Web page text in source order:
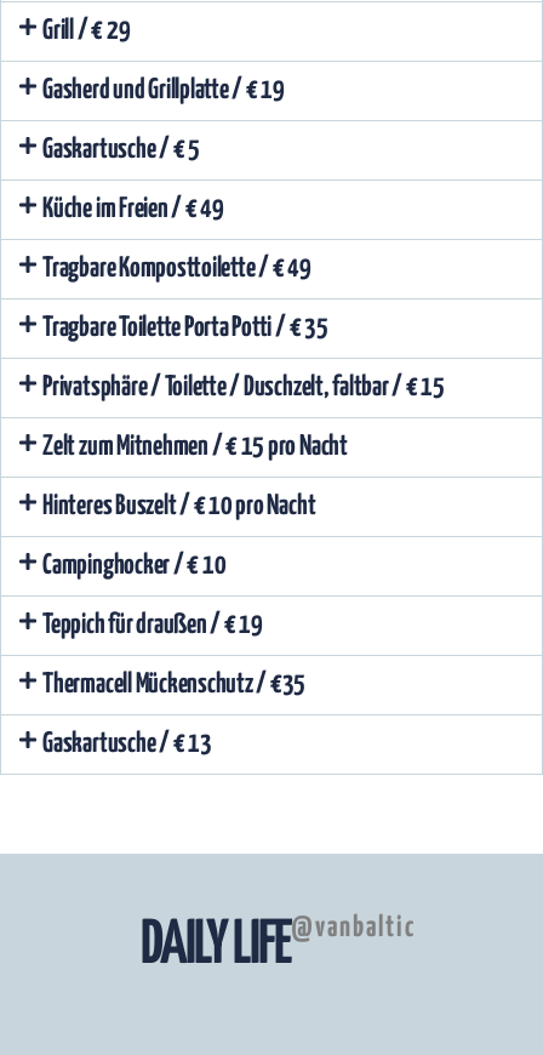
Grill / € 29
Gasherd und Grillplatte / € 19
Gaskartusche / € 5
Küche im Freien / € 49
Tragbare Komposttoilette / € 49
Tragbare Toilette Porta Potti / € 35
Privatsphäre / Toilette / Duschzelt, faltbar / € 15
Zelt zum Mitnehmen / € 15 pro Nacht
Hinteres Buszelt / € 10 pro Nacht
Campinghocker / € 10
Teppich für draußen / € 19
Thermacell Mückenschutz / €35
Gaskartusche / € 13
DAILY LIFE@vanbaltic